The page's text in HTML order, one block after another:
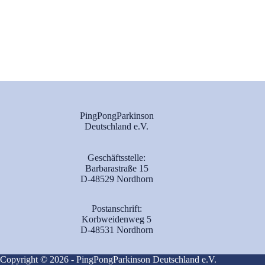
PingPongParkinson
Deutschland e.V.
Geschäftsstelle:
Barbarastraße 15
D-48529 Nordhorn
Postanschrift:
Korbweidenweg 5
D-48531 Nordhorn
Copyright © 2026 - PingPongParkinson Deutschland e.V.